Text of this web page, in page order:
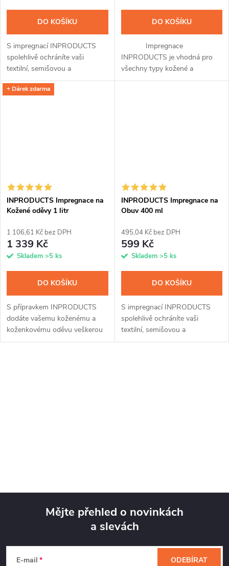
DO KOŠÍKU
S impregnací INPRODUCTS
spolehlivě ochráníte vaši
textilní, semišovou a
membránovou obuv před
provlhnutím a znečištěním.
DO KOŠÍKU
Impregnace
INPRODUCTS je vhodná pro
všechny typy kožené a
koženkové obuvi a přináší v
+ Dárek zdarma
INPRODUCTS Impregnace na
Kožené oděvy 1 litr
1 106,61 Kč bez DPH
1 339 Kč
Skladem >5 ks
DO KOŠÍKU
S přípravkem INPRODUCTS
dodáte vašemu koženému a
koženkovému oděvu veškerou
péči. Díky jedinečnému spojení
INPRODUCTS Impregnace na
Obuv 400 ml
495,04 Kč bez DPH
599 Kč
Skladem >5 ks
DO KOŠÍKU
S impregnací INPRODUCTS
spolehlivě ochráníte vaši
textilní, semišovou a
membránovou obuv před
c
Mějte přehled o novinkách
a slevách
E-mail ODEBÍRAT